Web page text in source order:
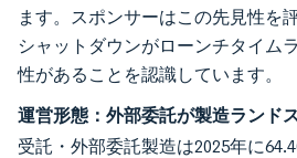
ます。スポンサーはこの先見性を
シャットダウンがローンチタイム
性があることを認識しています。
運営形態：外部委託が製造ランド
受託・外部委託製造は2025年に